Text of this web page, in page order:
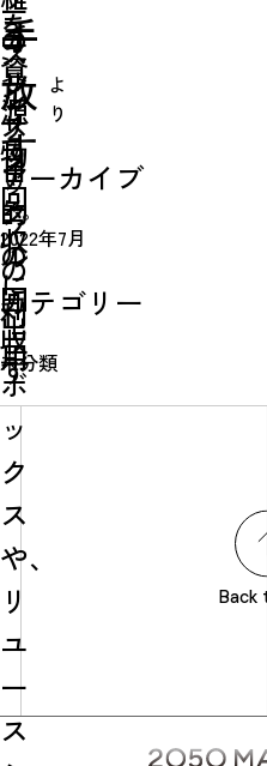
Simulation
CO₂削減効果を測る
Action list
アクションリスト
手
放
す
ユ
ー
ス
目
的
の
回
収
ボ
ッ
ク
ス
や、
リ
ユ
ー
ス
を
資
源
物
回
収
に
出
す
ー
ス
シ
ョ
ッ
プ
の
利
用
の
リ
サ
イ
ク
ル
よ
り
アーカイブ
2022年7月
カテゴリー
未分類
Back